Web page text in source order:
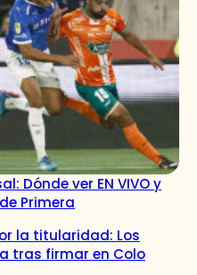
Dónde ver EN VIVO y
Primera
la titularidad: Los
tras firmar en Colo